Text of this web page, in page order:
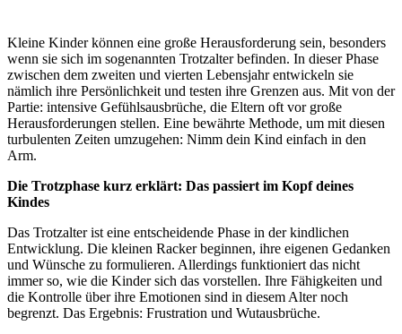
Kleine Kinder können eine große Herausforderung sein, besonders
wenn sie sich im sogenannten Trotzalter befinden. In dieser Phase
zwischen dem zweiten und vierten Lebensjahr entwickeln sie
nämlich ihre Persönlichkeit und testen ihre Grenzen aus. Mit von der
Partie: intensive Gefühlsausbrüche, die Eltern oft vor große
Herausforderungen stellen. Eine bewährte Methode, um mit diesen
turbulenten Zeiten umzugehen: Nimm dein Kind einfach in den
Arm.
Die Trotzphase kurz erklärt: Das passiert im Kopf deines
Kindes
Das Trotzalter ist eine entscheidende Phase in der kindlichen
Entwicklung. Die kleinen Racker beginnen, ihre eigenen Gedanken
und Wünsche zu formulieren. Allerdings funktioniert das nicht
immer so, wie die Kinder sich das vorstellen. Ihre Fähigkeiten und
die Kontrolle über ihre Emotionen sind in diesem Alter noch
begrenzt. Das Ergebnis: Frustration und Wutausbrüche.